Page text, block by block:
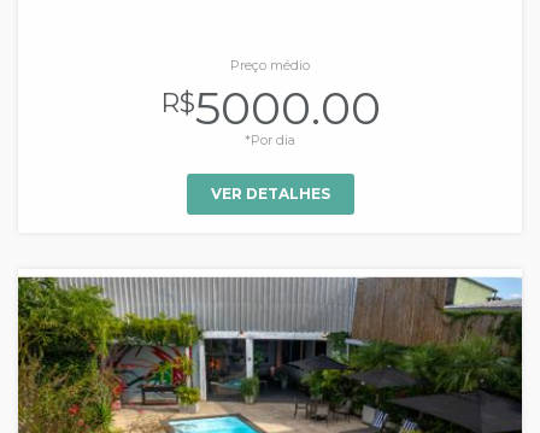
Preço médio
R$5000.00
*Por dia
VER DETALHES